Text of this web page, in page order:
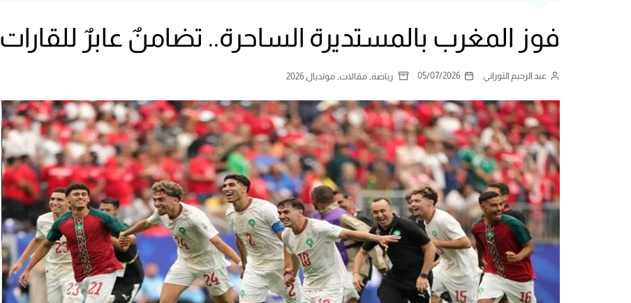
فوز المغرب بالمستديرة الساحرة.. تضامنٌ عابرٌ للقارات
عبد الرحيم التوراني 05/07/2026 رياضة مقالات مونديال 2026